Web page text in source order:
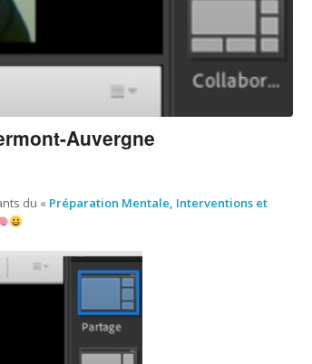
Auvergne
du « Préparation Mentale, Interventions et